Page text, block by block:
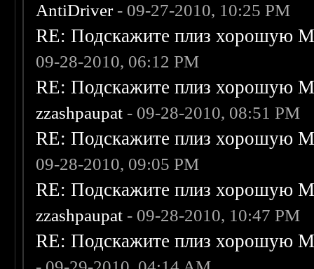
AntiDriver- 09-27-2010, 10:25 PM
RE: Подскажите плиз хорошую
09-28-2010, 06:12 PM
RE: Подскажите плиз хорошую
zzashpaupat - 09-28-2010, 08:51 PM
RE: Подскажите плиз хорошую
09-28-2010, 09:05 PM
RE: Подскажите плиз хорошую
zzashpaupat - 09-28-2010, 10:47 PM
RE: Подскажите плиз хорошую